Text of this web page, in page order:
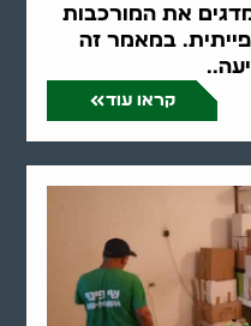
את המורכבות
במאמר זה
קראו עוד